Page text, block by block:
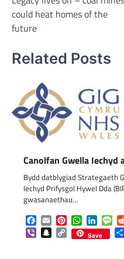
navigation
could heat homes of the
future
Related Posts
Canolfan Gwella Iechyd
Bydd datblygiad Strategaeth
Iechyd Prifysgol Hywel Dda
gwasanaethau…
Facebook
EmailPinterestWhatsApp
ViberSnapchat
Copy
Link
Save